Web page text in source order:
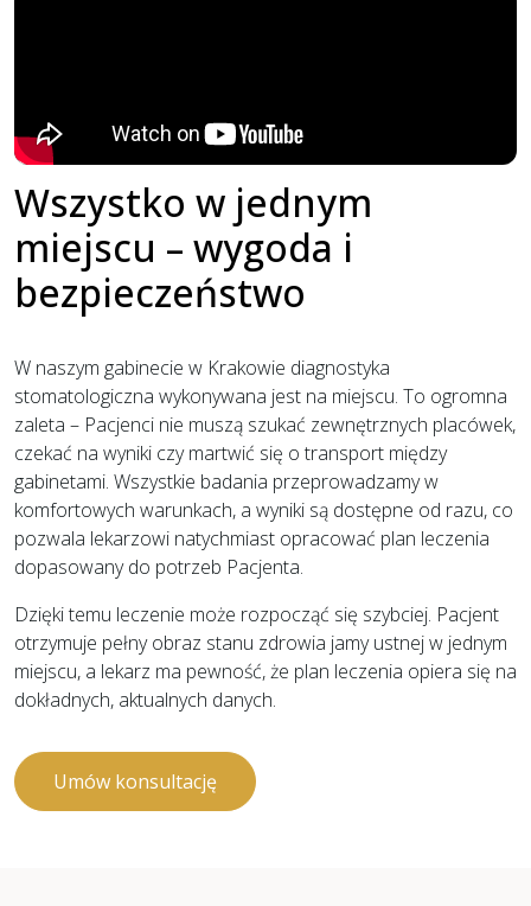
Wszystko w jednym
miejscu – wygoda i
bezpieczeństwo
W naszym gabinecie w Krakowie diagnostyka
stomatologiczna wykonywana jest na miejscu. To ogromna
zaleta – Pacjenci nie muszą szukać zewnętrznych placówek,
czekać na wyniki czy martwić się o transport między
gabinetami. Wszystkie badania przeprowadzamy w
komfortowych warunkach, a wyniki są dostępne od razu, co
pozwala lekarzowi natychmiast opracować plan leczenia
dopasowany do potrzeb Pacjenta.
Dzięki temu leczenie może rozpocząć się szybciej. Pacjent
otrzymuje pełny obraz stanu zdrowia jamy ustnej w jednym
miejscu, a lekarz ma pewność, że plan leczenia opiera się na
dokładnych, aktualnych danych.
Umów konsultację